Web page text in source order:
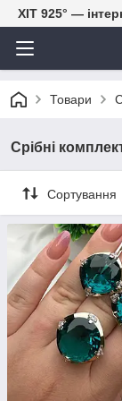
ХІТ 925° —
Товари
Срібні
Сортування